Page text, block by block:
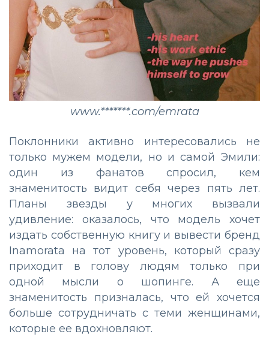
www.*******.com/emrata
Поклонники активно интересовались не
только мужем модели, но и самой Эмили:
один из фанатов спросил, кем
знаменитость видит себя через пять лет.
Планы звезды у многих вызвали
удивление: оказалось, что модель хочет
издать собственную книгу и вывести бренд
Inamorata на тот уровень, который сразу
приходит в голову людям только при
одной мысли о шопинге. А еще
знаменитость призналась, что ей хочется
больше сотрудничать с теми женщинами,
которые ее вдохновляют.